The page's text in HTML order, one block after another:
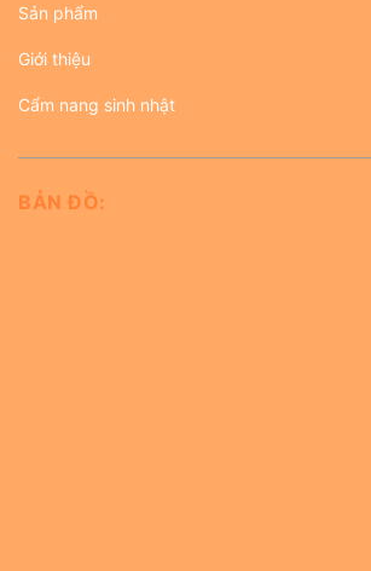
Sản phẩm
Giới thiệu
Cẩm nang sinh nhật
BẢN ĐỒ: